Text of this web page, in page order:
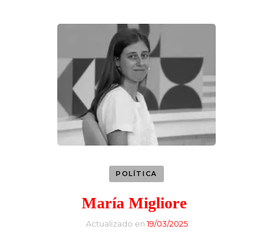
POLÍTICA
María Migliore
Actualizado en19/03/2025